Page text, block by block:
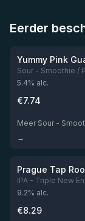
Eerder
Niet
★4.11
Sour - Smoothie /
5.4% alc.
€7.74
Meer Sour -
→
Niet
★
9.2% alc.
€8.29